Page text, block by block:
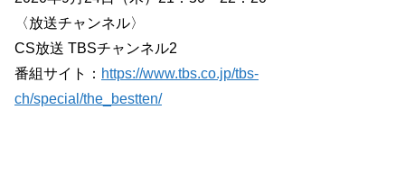
〈放送チャンネル〉
CS放送 TBSチャンネル2
番組サイト： https://www.tbs.co.jp/tbs-
ch/special/the_bestten/